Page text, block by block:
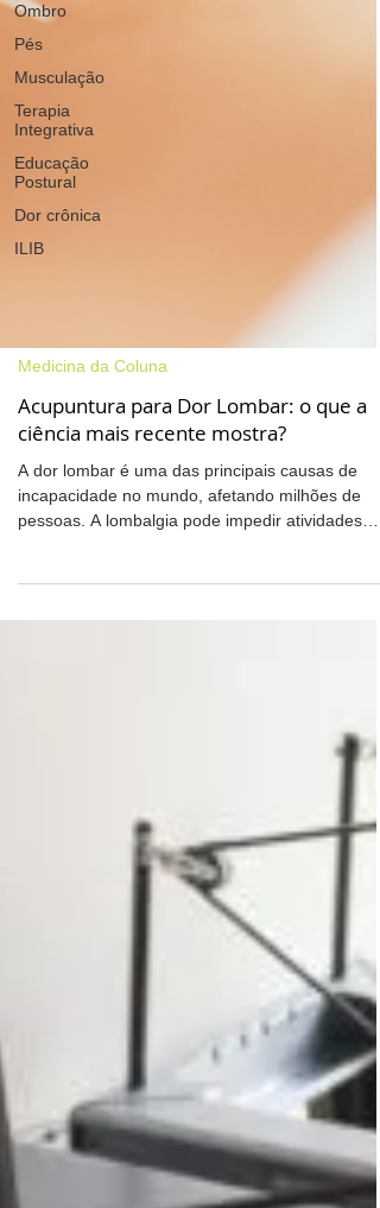
Ombro
Pés
Musculação
Terapia
Integrativa
Educação
Postural
Dor crônica
ILIB
Medicina da Coluna
ciência mais recente mostra?
A dor lombar é uma das principais causas de
praticar exercícios e até dormir. Diante desse
acupuntura tem se destacado cada vez mais na